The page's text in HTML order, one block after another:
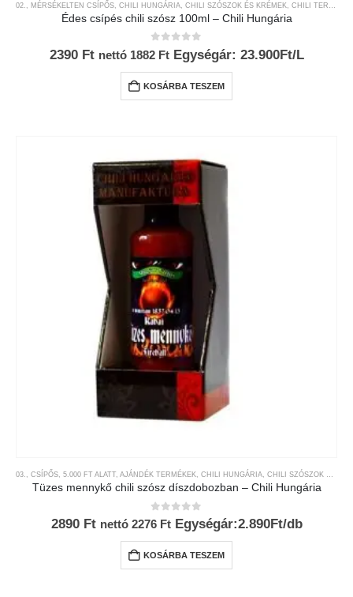
02., MÉRSÉKELTEN CSÍPŐS CHILI HUNGÁRIA CHILI SZÓSZOK ÉS KRÉMEK CHILI TERMÉKEK
Édes csípés chili szósz 100ml – Chili Hungária
0 az 5-ből
2390 Ft nettó 1882 Ft Egységár: 23.900Ft/L
KOSÁRBA TESZEM
03., CSÍPŐS, 5.000 FT ALATT, AJÁNDÉK TERMÉKEK, CHILI HUNGÁRIA, CHILI SZÓSZOK ÉS KRÉMEK
Tüzes mennykő chili szósz díszdobozban – Chili Hungária
0 az 5-ből
2890 Ft nettó 2276 Ft Egységár:2.890Ft/db
KOSÁRBA TESZEM